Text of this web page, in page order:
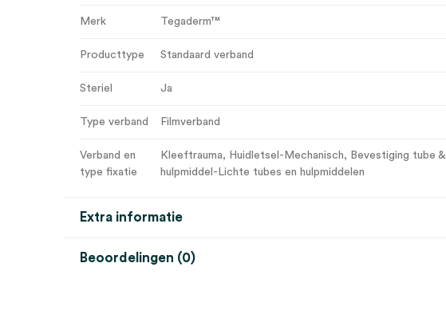
Merk Tegaderm™
Producttype Standaard verband
Steriel Ja
Type verband Filmverband
Verband en
type fixatie
Kleeftrauma, Huidletsel-Mechanisch, Bevestiging tube &
hulpmiddel-Lichte tubes en hulpmiddelen
Extra informatie
Beoordelingen (0)